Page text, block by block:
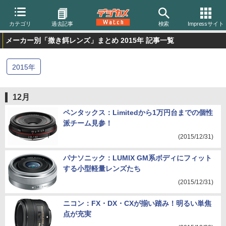
カテゴリ 過去記事 検索 Impressサイト
メーカー別「撒き餌レンズ」まとめ 2015年 記事一覧
2015年
12月
ペンタックス：Limitedから1万円台までの個性
派チーム見参！
(2015/12/31)
パナソニック：LUMIX GM系ボディにフィット
する小型軽量レンズたち
(2015/12/31)
ニコン：FX・DX・CXが揃い踏み！明るい単焦
点が充実